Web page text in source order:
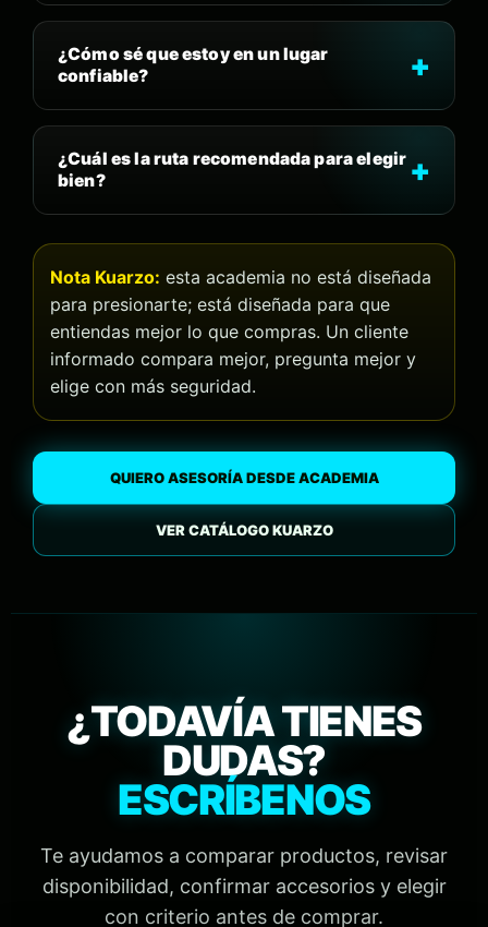
¿Cómo sé que estoy en un lugar
confiable?
¿Cuál es la ruta recomendada para elegir
bien?
Nota Kuarzo: esta academia no está diseñada
para presionarte; está diseñada para que
entiendas mejor lo que compras. Un cliente
informado compara mejor, pregunta mejor y
elige con más seguridad.
QUIERO ASESORÍA DESDE ACADEMIA
VER CATÁLOGO KUARZO
¿TODAVÍA TIENES
DUDAS?
ESCRÍBENOS
Te ayudamos a comparar productos, revisar
disponibilidad, confirmar accesorios y elegir
con criterio antes de comprar.